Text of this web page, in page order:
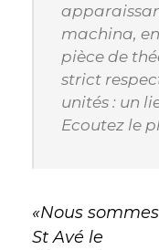
machina,
pièce de
strict
unités : un
Ecoutez le
«Nous
St Avé le